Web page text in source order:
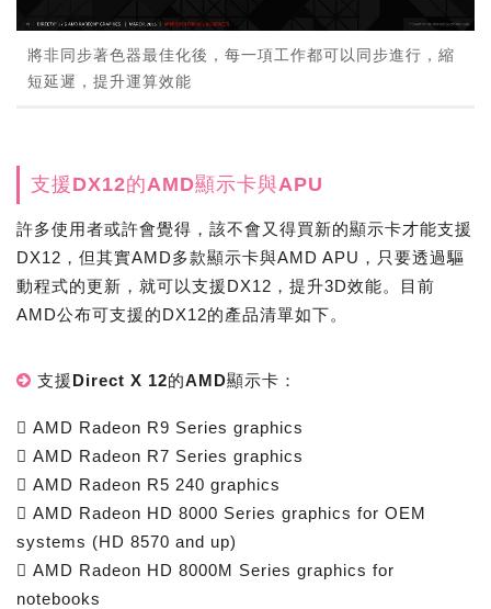
將非同步著色器最佳化後，每一項工作都可以同步進行，縮
短延遲，提升運算效能
支援DX12的AMD顯示卡與APU
許多使用者或許會覺得，該不會又得買新的顯示卡才能支援
DX12，但其實AMD多款顯示卡與AMD APU，只要透過驅
動程式的更新，就可以支援DX12，提升3D效能。目前
AMD公布可支援的DX12的產品清單如下。
支援Direct X 12的AMD顯示卡：
 AMD Radeon R9 Series graphics
 AMD Radeon R7 Series graphics
 AMD Radeon R5 240 graphics
 AMD Radeon HD 8000 Series graphics for OEM
systems (HD 8570 and up)
 AMD Radeon HD 8000M Series graphics for
notebooks